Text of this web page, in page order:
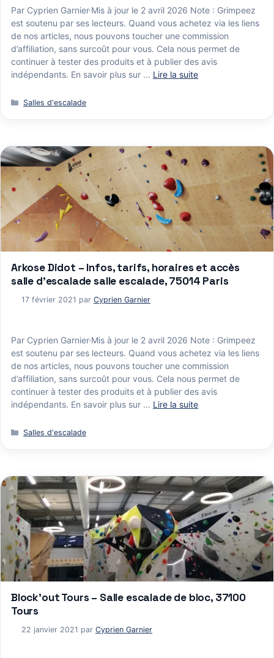
Par Cyprien Garnier·Mis à jour le 2 avril 2026 Note : Grimpeez
est soutenu par ses lecteurs. Quand vous achetez via les liens
de nos articles, nous pouvons toucher une commission
d’affiliation, sans surcoût pour vous. Cela nous permet de
continuer à tester des produits et à publier des avis
indépendants. En savoir plus sur … Lire la suite
Catégories
Salles d'escalade
Arkose Didot – Infos, tarifs, horaires et accès
salle d’escalade salle escalade, 75014 Paris
17 février 2021 par Cyprien Garnier
Par Cyprien Garnier·Mis à jour le 2 avril 2026 Note : Grimpeez
est soutenu par ses lecteurs. Quand vous achetez via les liens
de nos articles, nous pouvons toucher une commission
d’affiliation, sans surcoût pour vous. Cela nous permet de
continuer à tester des produits et à publier des avis
indépendants. En savoir plus sur … Lire la suite
Catégories
Salles d'escalade
Block’out Tours – Salle escalade de bloc, 37100
Tours
22 janvier 2021 par Cyprien Garnier